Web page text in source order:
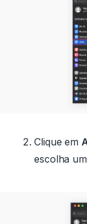
Clique em
escolha